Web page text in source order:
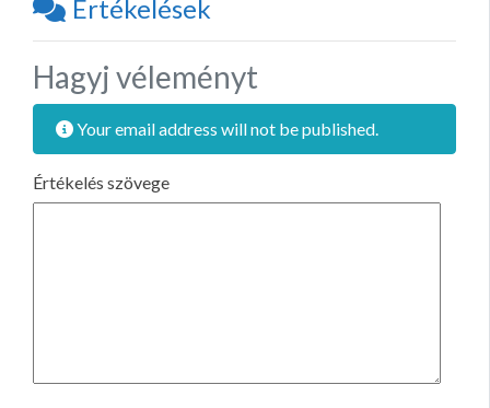
Értékelések
Hagyj véleményt
Your email address will not be published.
Értékelés szövege